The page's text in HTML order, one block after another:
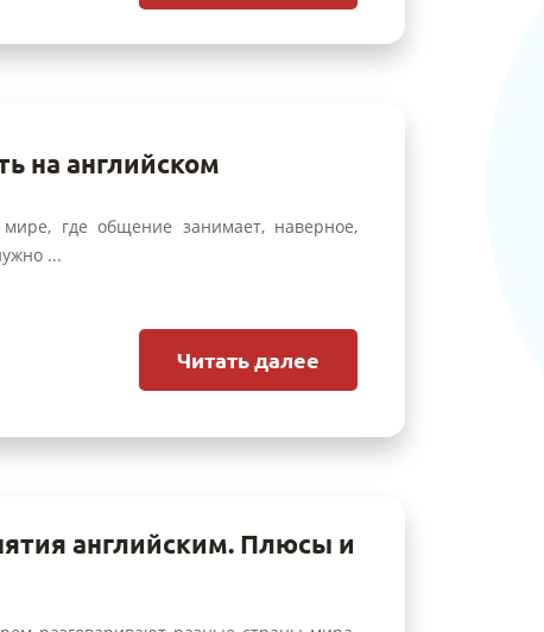
на английском
где общение занимает, наверное,
...
Читать далее
английским. Плюсы и